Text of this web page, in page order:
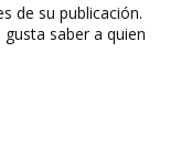
de su publicación.
saber a quien